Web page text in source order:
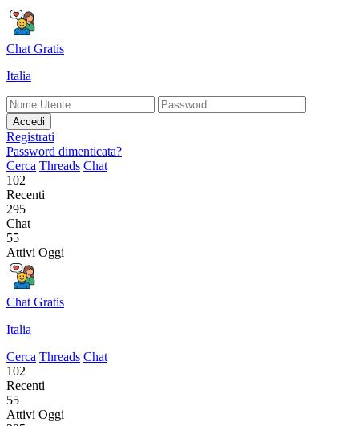
Chat Gratis
Italia
Accedi
Registrati
Password dimenticata?
Cerca Threads Chat
102
Recenti
295
Chat
55
Attivi Oggi
Chat Gratis
Italia
Cerca Threads Chat
102
Recenti
55
Attivi Oggi